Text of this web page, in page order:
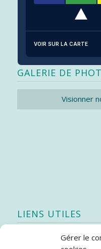
Gérer le
VOIR SUR LA CARTE
GALERIE DE
Visionner
LIENS UTILES
Quoi de neuf